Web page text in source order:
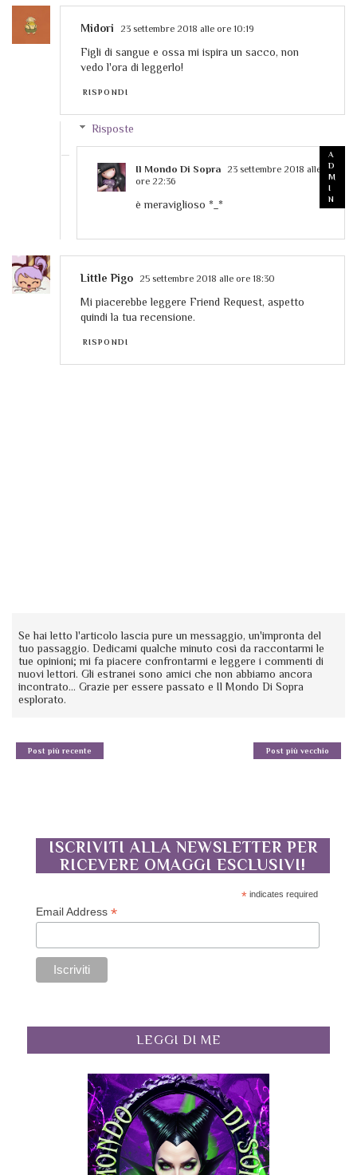
Midori 23 settembre 2018 alle ore 10:19
Figli di sangue e ossa mi ispira un sacco, non
vedo l'ora di leggerlo!
RISPONDI
Risposte
Il Mondo Di Sopra
23 settembre 2018 alle
ore 22:36
è meraviglioso *_*
Little Pigo 25 settembre 2018 alle ore 18:30
Mi piacerebbe leggere Friend Request, aspetto
quindi la tua recensione.
RISPONDI
Se hai letto l'articolo lascia pure un messaggio, un'impronta del
tuo passaggio. Dedicami qualche minuto così da raccontarmi le
tue opinioni; mi fa piacere confrontarmi e leggere i commenti di
nuovi lettori. Gli estranei sono amici che non abbiamo ancora
incontrato... Grazie per essere passato e Il Mondo Di Sopra
esplorato.
Post più recente Post più vecchio
ISCRIVITI ALLA NEWSLETTER PER
RICEVERE OMAGGI ESCLUSIVI!
* indicates required
Email Address*
LEGGI DI ME